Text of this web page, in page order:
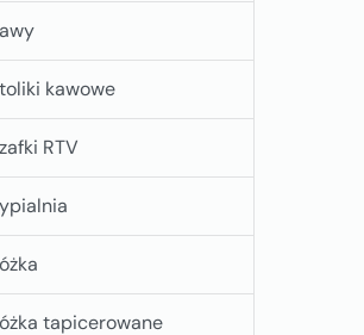
kawowe
RTV
tapicerowane